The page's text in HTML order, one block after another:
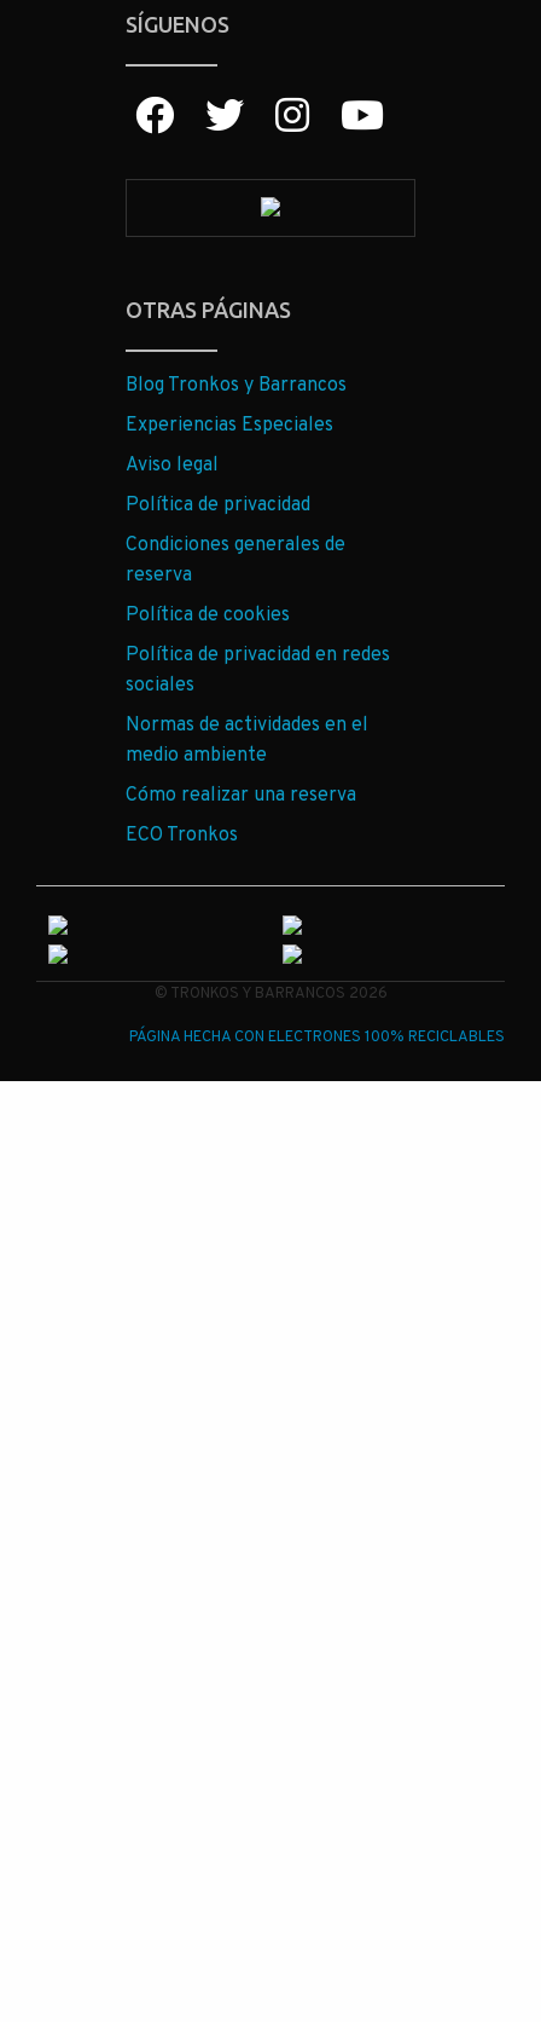
SÍGUENOS
OTRAS PÁGINAS
Blog Tronkos y Barrancos
Experiencias Especiales
Aviso legal
Política de privacidad
Condiciones generales de
reserva
Política de cookies
Política de privacidad en redes
sociales
Normas de actividades en el
medio ambiente
Cómo realizar una reserva
ECO Tronkos
© TRONKOS Y BARRANCOS 2026
PÁGINA HECHA CON ELECTRONES 100% RECICLABLES